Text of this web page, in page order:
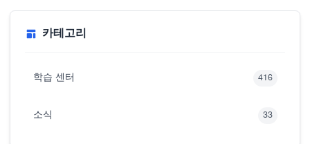
카테고리
학습 센터 416
소식 33